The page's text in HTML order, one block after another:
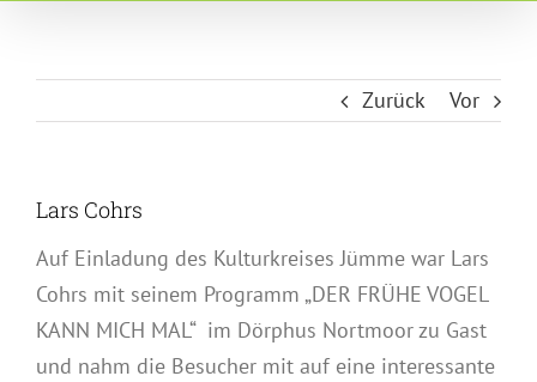
Zurück Vor
Lars Cohrs
Auf Einladung des Kulturkreises Jümme war Lars
Cohrs mit seinem Programm „DER FRÜHE VOGEL
KANN MICH MAL“ im Dörphus Nortmoor zu Gast
und nahm die Besucher mit auf eine interessante